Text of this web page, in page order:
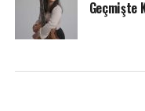
Geçmişte